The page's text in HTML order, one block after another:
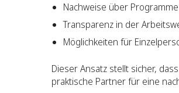
Nachweise über
Transparenz in der
Möglichkeiten für
Dieser Ansatz stellt sicher,
praktische Partner für eine